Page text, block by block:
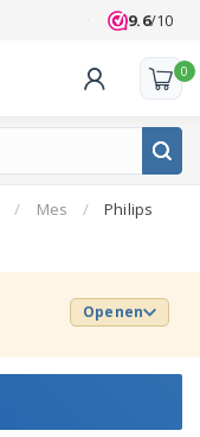
Klanten
9.6/10
0
/ Mes / Philips
Openen